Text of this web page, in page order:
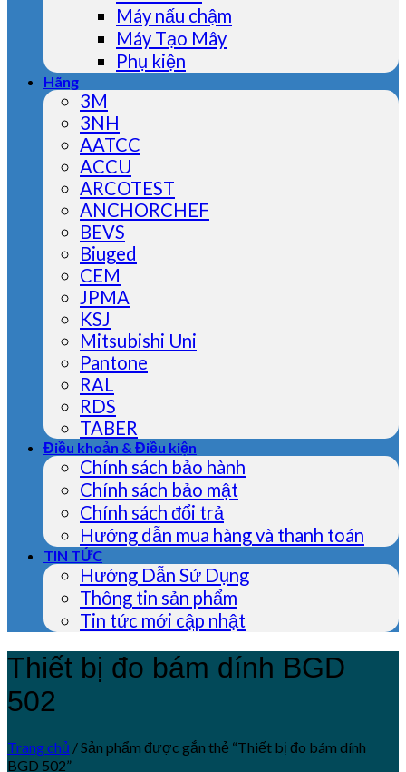
Máy nấu chậm
Máy Tạo Mây
Phụ kiện
Hãng
3M
3NH
AATCC
ACCU
ARCOTEST
ANCHORCHEF
BEVS
Biuged
CEM
JPMA
KSJ
Mitsubishi Uni
Pantone
RAL
RDS
TABER
Điều khoản & Điều kiện
Chính sách bảo hành
Chính sách bảo mật
Chính sách đổi trả
Hướng dẫn mua hàng và thanh toán
TIN TỨC
Hướng Dẫn Sử Dụng
Thông tin sản phẩm
Tin tức mới cập nhật
Thiết bị đo bám dính BGD
502
Trang chủ /Sản phẩm được gắn thẻ “Thiết bị đo bám dính
BGD 502”